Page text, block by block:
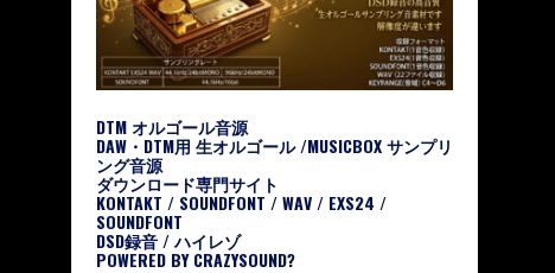
DTM オルゴール音源
DAW・DTM用 生オルゴール /MUSICBOX サンプリ
ング音源
ダウンロード専門サイト
KONTAKT / SOUNDFONT / WAV / EXS24 /
SOUNDFONT
DSD録音 / ハイレゾ
POWERED BY CRAZYSOUND?